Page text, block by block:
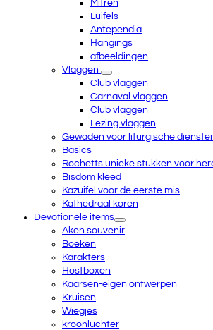
Mitren
Luifels
Antependia
Hangings
afbeeldingen
Vlaggen
Club vlaggen
Carnaval vlaggen
Club vlaggen
Lezing vlaggen
Gewaden voor liturgische
Basics
Rochetts unieke stukken voor
Bisdom kleed
Kazuifel voor de eerste mis
Kathedraal koren
Devotionele items
Aken souvenir
Boeken
Karakters
Hostboxen
Kaarsen-eigen ontwerpen
Kruisen
Wiegjes
kroonluchter